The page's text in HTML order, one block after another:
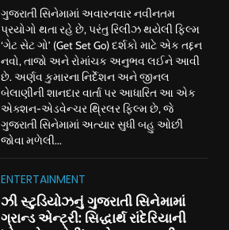
ગુજરાતી સિનેમામાં અવારનવાર નવીનતમ
પ્રયોગો થતા રહે છે, પરંતુ રિલીઝ થયેલી ફિલ્મ
‘ગેટ સેટ ગો’ (Get Set Go) દર્શકો માટે એક તદ્દન
નવો, તાજો અને રોમાંચક અનુભવ લઈને આવી
છે. અર્ણવ કુમારના નિર્દેશન અને જીનલ
બેલાણીની શાનદાર વાર્તા પર આધારિત આ એક
એક્શન-એડવેન્ચર થ્રિલર ફિલ્મ છે, જે
ગુજરાતી સિનેમામાં અત્યાર સુધી બહુ ઓછી
જોવા મળેલી...
ENTERTAINMENT
ઝી સ્ટુડિયોઝનું ગુજરાતી સિનેમામાં
ગ્રાન્ડ એન્ટ્રી: સિદ્ધાર્થ રાંદેરિયાની